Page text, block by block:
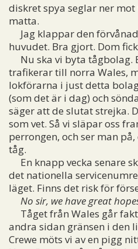
diskret spya seglar ner mot
matta.
Jag klappar den
huvudet. Bra gjort. Dom
Nu ska vi byta tågbolag.
trafikerar till norra Wales,
lokförarna i just detta
(som det är i dag) och
säger att de slutat strejka.
som vet. Så vi släpar oss
perrongen, och ser man
tåg.
En knapp vecka senare
det nationella
läget. Finns det risk för
No sir, we have great
Tåget från Wales går
andra sidan gränsen i den
Crewe möts vi av en pigg